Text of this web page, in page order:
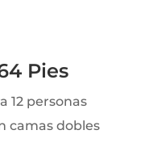
Pies
12 personas
camas dobles